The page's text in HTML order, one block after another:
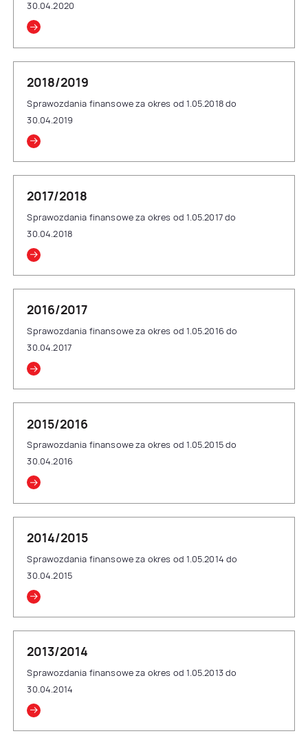
30.04.2020
2018/2019
Sprawozdania finansowe za okres od 1.05.2018 do
30.04.2019
2017/2018
Sprawozdania finansowe za okres od 1.05.2017 do
30.04.2018
2016/2017
Sprawozdania finansowe za okres od 1.05.2016 do
30.04.2017
2015/2016
Sprawozdania finansowe za okres od 1.05.2015 do
30.04.2016
2014/2015
Sprawozdania finansowe za okres od 1.05.2014 do
30.04.2015
2013/2014
Sprawozdania finansowe za okres od 1.05.2013 do
30.04.2014